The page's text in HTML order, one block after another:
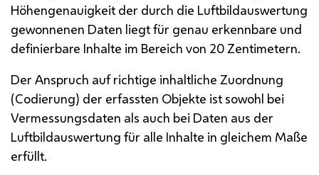
Höhengenauigkeit der durch die Luftbildauswertung
gewonnenen Daten liegt für genau erkennbare und
definierbare Inhalte im Bereich von 20 Zentimetern.
Der Anspruch auf richtige inhaltliche Zuordnung
(Codierung) der erfassten Objekte ist sowohl bei
Vermessungsdaten als auch bei Daten aus der
Luftbildauswertung für alle Inhalte in gleichem Maße
erfüllt.